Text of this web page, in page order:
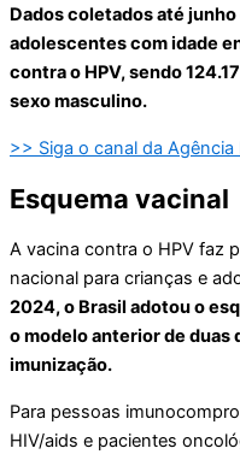
Dados coletados até
adolescentes com idade
contra o HPV, sendo
sexo masculino.
>> Siga o canal da
Esquema vacinal
A vacina contra o HPV faz
nacional para crianças e
2024, o Brasil adotou o
o modelo anterior de duas
imunização.
Para pessoas
HIV/aids e pacientes